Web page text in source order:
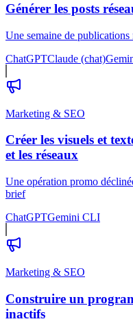
Générer les posts
Une semaine de
ChatGPTClaude (chat)
Marketing & SEO
Créer les visuels et
et les réseaux
Une opération promo
brief
ChatGPTGemini CLI
Marketing & SEO
Construire un
inactifs